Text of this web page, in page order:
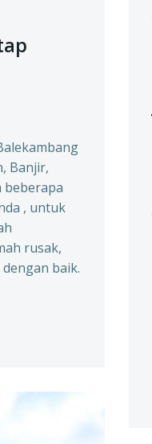
Banjir,
beberapa
, untuk
rusak,
baik.